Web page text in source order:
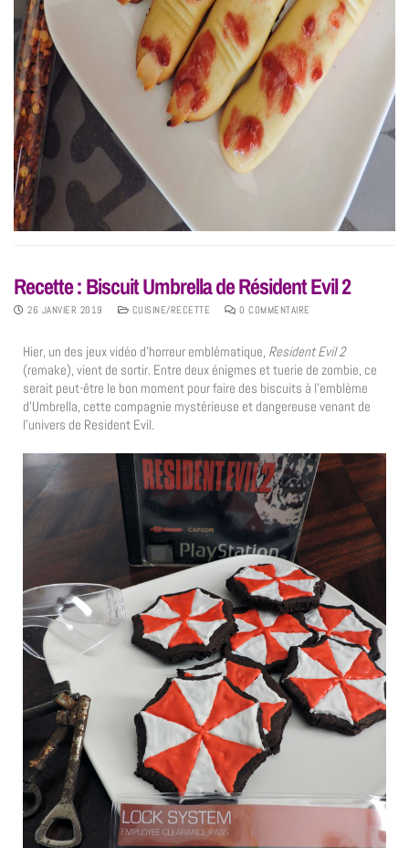
Recette : Biscuit Umbrella de Résident Evil 2
26 JANVIER 2019 CUISINE/RECETTE 0 COMMENTAIRE
Hier, un des jeux vidéo d’horreur emblématique, Resident Evil 2
(remake), vient de sortir. Entre deux énigmes et tuerie de zombie, ce
serait peut-être le bon moment pour faire des biscuits à l’emblème
d’Umbrella, cette compagnie mystérieuse et dangereuse venant de
l’univers de Resident Evil.